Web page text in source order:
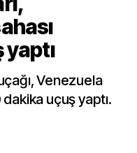
yaptı
Venezuela
dakika uçuş yaptı.